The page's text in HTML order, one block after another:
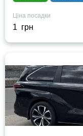
Ціна посадки
1 грн